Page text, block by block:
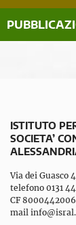
ISTITUTO
SOCIETA’
Via dei Guasco
telefono 0131
CF
mail